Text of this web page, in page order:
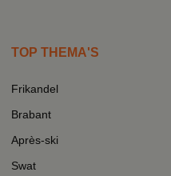
TOP THEMA'S
Frikandel
Brabant
Après-ski
Swat